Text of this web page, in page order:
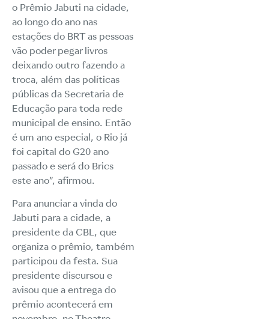
o Prêmio Jabuti na cidade,
ao longo do ano nas
estações do BRT as pessoas
vão poder pegar livros
deixando outro fazendo a
troca, além das políticas
públicas da Secretaria de
Educação para toda rede
municipal de ensino. Então
é um ano especial, o Rio já
foi capital do G20 ano
passado e será do Brics
este ano”, afirmou.
Para anunciar a vinda do
Jabuti para a cidade, a
presidente da CBL, que
organiza o prêmio, também
participou da festa. Sua
presidente discursou e
avisou que a entrega do
prêmio acontecerá em